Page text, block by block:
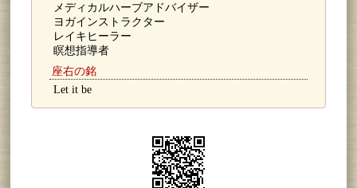
メディカルハーブアドバイザー
ヨガインストラクター
レイキヒーラー
瞑想指導者
座右の銘
Let it be